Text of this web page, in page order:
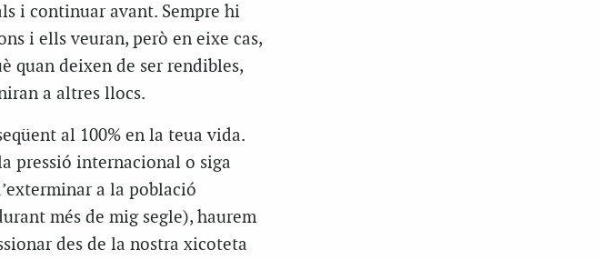
i continuar avant. Sempre hi
i ells veuran, però en eixe cas,
quan deixen de ser rendibles,
a altres llocs.
al 100% en la teua vida.
pressió internacional o siga
a la població
més de mig segle), haurem
des de la nostra xicoteta